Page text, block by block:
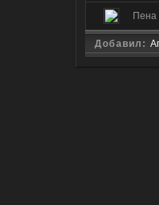
Пена
Добавил: